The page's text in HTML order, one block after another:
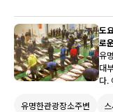
를 체험하면서 그
바로 다녀왔습니다.도
로
유
대
다.
유명한관광장소주변